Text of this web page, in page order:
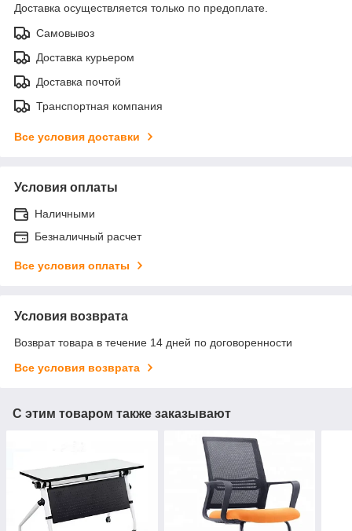
Доставка осуществляется только по предоплате.
Самовывоз
Доставка курьером
Доставка почтой
Транспортная компания
Все условия доставки
Условия оплаты
Наличными
Безналичный расчет
Все условия оплаты
Условия возврата
Возврат товара в течение 14 дней по договоренности
Все условия возврата
С этим товаром также заказывают